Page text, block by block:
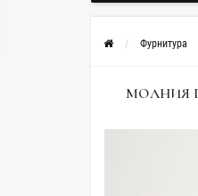
Фурнитура
МОЛНИЯ